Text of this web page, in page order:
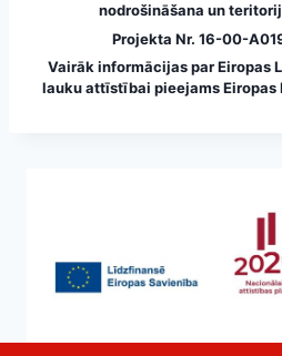
nodrošināšana un
Projekta Nr. 16-00-
Vairāk informācijas par Eiropas
lauku attīstībai pieejamsEiropas